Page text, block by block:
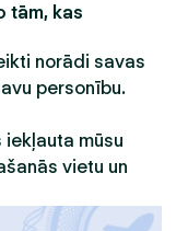
tām, kas
norādi savas
personību.
iekļauta mūsu
vietu un